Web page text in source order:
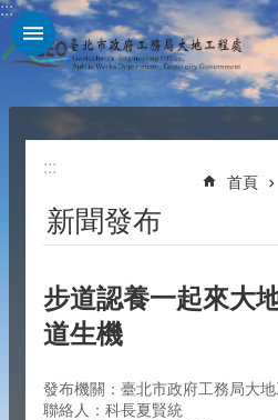
跳到主要內容區塊
:::
:::
首頁
新聞發布
步道認養一起來大
道生機
發布機關：臺北市政府工務局大
聯絡人：科長夏賢統